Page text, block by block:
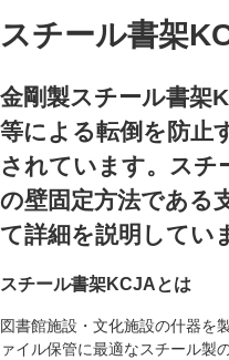
スチール書架
金剛製スチール書架
等による転倒を防止
されています。スチ
の壁固定方法である
て詳細を説明してい
スチール書架KCJAとは
図書館施設・文化施設の什器を
ァイル保管に最適なスチール製